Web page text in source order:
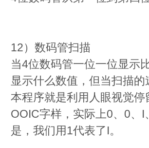
12）数码管扫描
当4位数码管一位一位显示
显示什么数值，但当扫描
本程序就是利用人眼视觉
OOIC字样，实际上0、0、
是，我们用1代表了I。